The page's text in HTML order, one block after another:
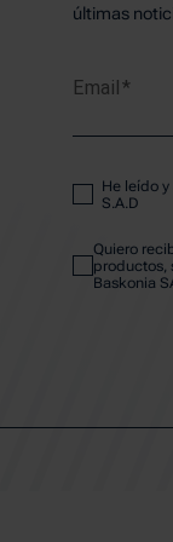
últimas
Email
He leído
S.A.D
Quiero
productos,
Baskonia